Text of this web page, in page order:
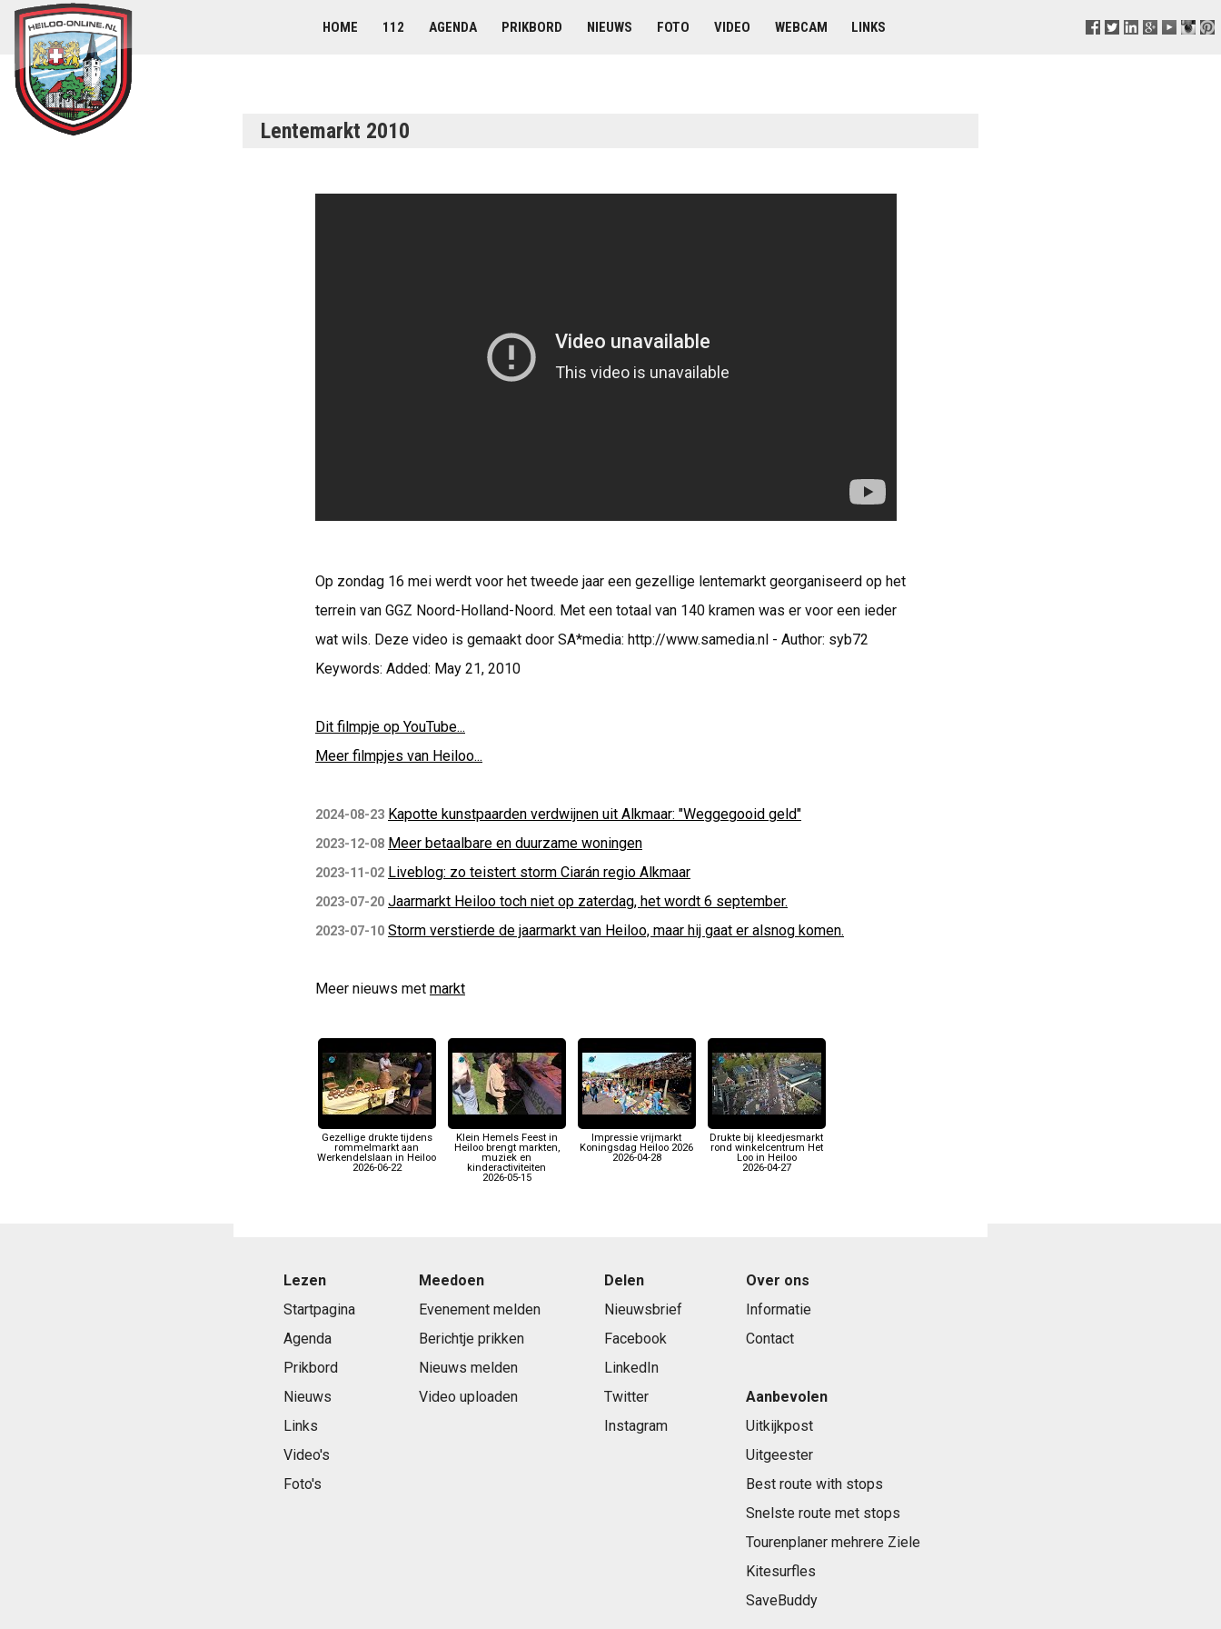
HOME 112 AGENDA PRIKBORD NIEUWS FOTO VIDEO WEBCAM LINKS
Lentemarkt 2010
Op zondag 16 mei werdt voor het tweede jaar een gezellige lentemarkt georganiseerd op het
terrein van GGZ Noord-Holland-Noord. Met een totaal van 140 kramen was er voor een ieder
wat wils. Deze video is gemaakt door SA*media: http://www.samedia.nl - Author: syb72
Keywords: Added: May 21, 2010
Dit filmpje op YouTube...
Meer filmpjes van Heiloo...
2024-08-23 Kapotte kunstpaarden verdwijnen uit Alkmaar: "Weggegooid geld"
2023-12-08 Meer betaalbare en duurzame woningen
2023-11-02 Liveblog: zo teistert storm Ciarán regio Alkmaar
2023-07-20 Jaarmarkt Heiloo toch niet op zaterdag, het wordt 6 september.
2023-07-10 Storm verstierde de jaarmarkt van Heiloo, maar hij gaat er alsnog komen.
Meer nieuws met markt
Gezellige drukte tijdens
rommelmarkt aan
Werkendelslaan in Heiloo
2026-06-22
Klein Hemels Feest in
Heiloo brengt markten,
muziek en
kinderactiviteiten
2026-05-15
Impressie vrijmarkt
Koningsdag Heiloo 2026
2026-04-28
Drukte bij kleedjesmarkt
rond winkelcentrum Het
Loo in Heiloo
2026-04-27
Lezen
Startpagina
Agenda
Prikbord
Nieuws
Links
Video's
Foto's
Meedoen
Evenement melden
Berichtje prikken
Nieuws melden
Video uploaden
Delen
Nieuwsbrief
Facebook
LinkedIn
Twitter
Instagram
Over ons
Informatie
Contact
Aanbevolen
Uitkijkpost
Uitgeester
Best route with stops
Snelste route met stops
Tourenplaner mehrere Ziele
Kitesurfles
SaveBuddy